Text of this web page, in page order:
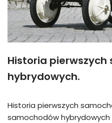
Historia
hybrydowych.
Historia pierwszych
samochodów